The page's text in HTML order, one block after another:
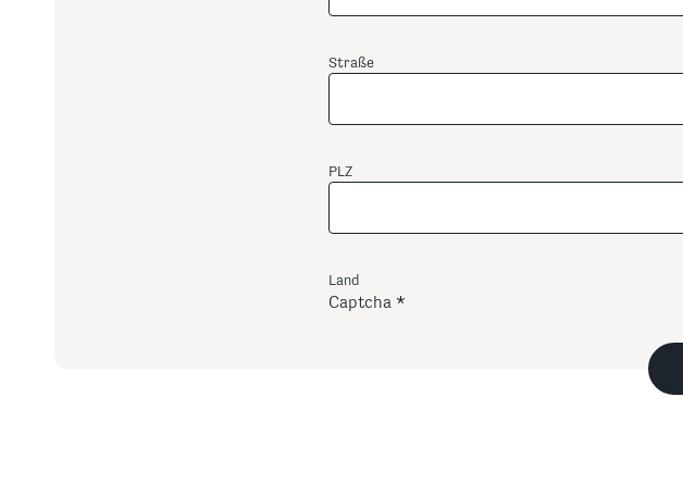
Straße
PLZ
Land
Captcha